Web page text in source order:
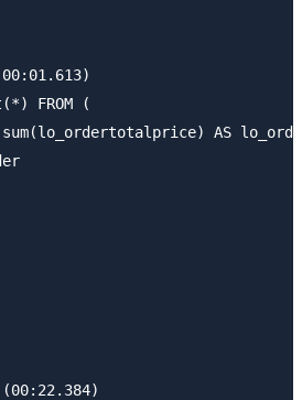
FROM (
sum(lo_ordertotalprice) AS